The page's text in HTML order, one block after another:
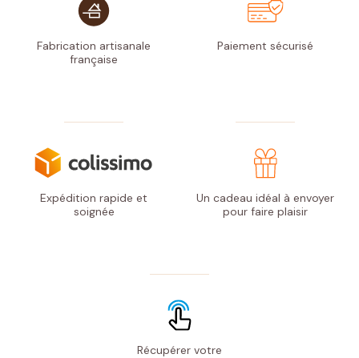
Fabrication artisanale
française
Paiement sécurisé
Expédition rapide et
soignée
Un cadeau idéal à envoyer
pour faire plaisir
Récupérer votre